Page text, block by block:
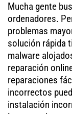
Mucha gente
ordenadores.
problemas
solución rápida
malware
reparación
reparaciones
incorrectos
instalación